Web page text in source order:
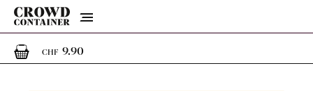
Menu
CHF 9.901 Artikel im Warenkorb